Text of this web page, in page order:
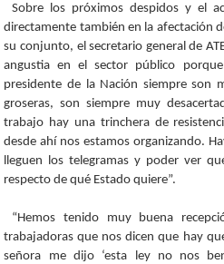
Sobre los próximos despidos y el
directamente también en la afectación
su conjunto, el secretario general de
angustia en el sector público
presidente de la Nación siempre son
groseras, son siempre muy
trabajo hay una trinchera de
desde ahí nos estamos organizando.
lleguen los telegramas y poder ver
respecto de qué Estado quiere”.
“Hemos tenido muy buena
trabajadoras que nos dicen que hay
señora me dijo ‘esta ley no nos